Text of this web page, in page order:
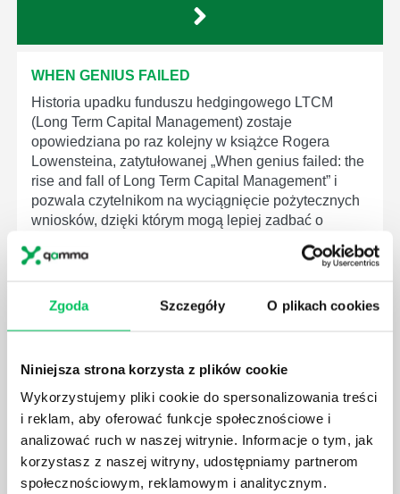
Zgoda Szczegóły O plikach cookies
Niniejsza strona korzysta z plików cookie
Wykorzystujemy pliki cookie do spersonalizowania treści
i reklam, aby oferować funkcje społecznościowe i
analizować ruch w naszej witrynie. Informacje o tym, jak
korzystasz z naszej witryny, udostępniamy partnerom
społecznościowym, reklamowym i analitycznym.
WHEN GENIUS FAILED
Historia upadku funduszu hedgingowego LTCM
(Long Term Capital Management) zostaje
opowiedziana po raz kolejny w książce Rogera
Lowensteina, zatytułowanej „When genius failed: the
rise and fall of Long Term Capital Management” i
pozwala czytelnikom na wyciągnięcie pożytecznych
wniosków, dzięki którym mogą lepiej zadbać o
przez grupę naukowców uhonorowanych Nagrodą
LOVE’EM OR LOSE’EM
Często słyszy się, że wymiana pracownika może
kosztować firmę nawet dwa razy tyle, ile wynosiło
jego roczne wynagrodzenie – ale czy zdawałeś sobie
sprawę, że utrata kluczowego pracownika w